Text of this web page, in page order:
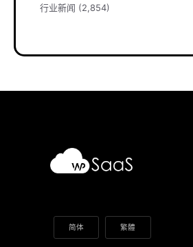
行业新闻 (2,854)
简体 繁體